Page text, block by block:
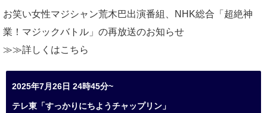
お笑い女性マジシャン荒木巴出演番組、
NHK総合「超絶神
業！マジックバトル」の再放送のお知らせ
≫≫詳しくはこちら
2025年7月26日 24時45分~
テレ東「すっかりにちようチャップリン」